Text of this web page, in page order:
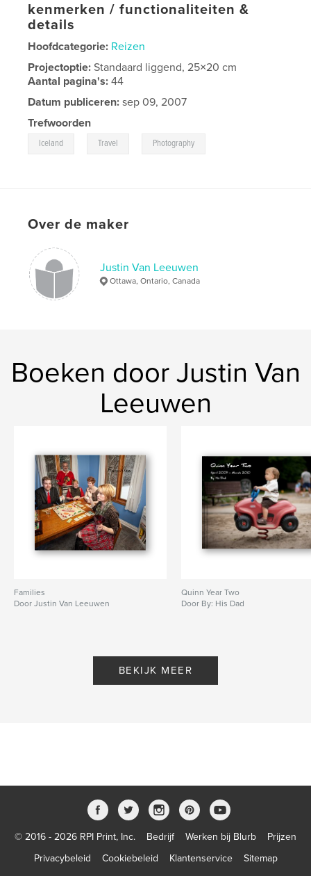
kenmerken / functionaliteiten &
details
Hoofdcategorie: Reizen
Projectoptie:Standaard liggend, 25×20 cm
Aantal pagina's:44
Datum publiceren: sep 09, 2007
Trefwoorden
Iceland Travel Photography
Over de maker
Justin Van Leeuwen
Ottawa, Ontario, Canada
Boeken door Justin Van
Leeuwen
Families
Door Justin Van Leeuwen
Quinn Year Two
Door By: His Dad
BEKIJK MEER
© 2016 - 2026 RPI Print, Inc. Bedrijf Werken bij Blurb
Prijzen
Privacybeleid
Cookiebeleid Klantenservice Sitemap